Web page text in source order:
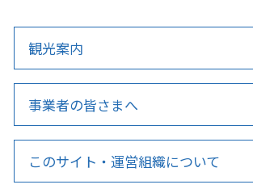
観光案内
事業者の皆さまへ
このサイト・運営組織について